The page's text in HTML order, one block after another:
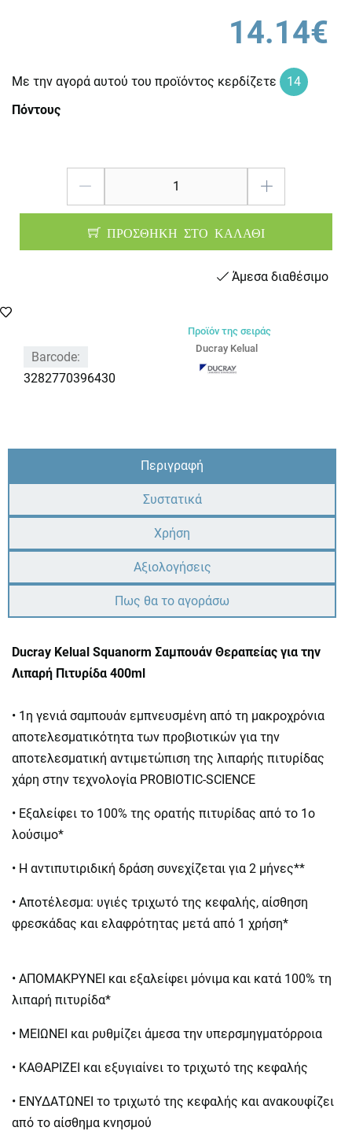
14.14€
Με την αγορά αυτού του προϊόντος κερδίζετε
14
Πόντους
ΠΡΟΣΘΗΚΗ ΣΤΟ ΚΑΛΑΘΙ
Άμεσα διαθέσιμο
Barcode:
3282770396430
Προϊόν της σειράς
Ducray Kelual
Περιγραφή
Συστατικά
Χρήση
Αξιολογήσεις
Πως θα το αγοράσω
Ducray Kelual Squanorm Σαμπουάν Θεραπείας για την
Λιπαρή Πιτυρίδα 400ml
• 1η γενιά σαμπουάν εμπνευσμένη από τη μακροχρόνια
αποτελεσματικότητα των προβιοτικών για την
αποτελεσματική αντιμετώπιση της λιπαρής πιτυρίδας
χάρη στην τεχνολογία PROBIOTIC-SCIENCE
• Εξαλείφει το 100% της ορατής πιτυρίδας από το 1ο
λούσιμο*
• Η αντιπυτιριδική δράση συνεχίζεται για 2 μήνες**
• Αποτέλεσμα: υγιές τριχωτό της κεφαλής, αίσθηση
φρεσκάδας και ελαφρότητας μετά από 1 χρήση*
• ΑΠΟΜΑΚΡΥΝΕΙ και εξαλείφει μόνιμα και κατά 100% τη
λιπαρή πιτυρίδα*
• ΜΕΙΩΝΕΙ και ρυθμίζει άμεσα την υπερσμηγματόρροια
• ΚΑΘΑΡΙΖΕΙ και εξυγιαίνει το τριχωτό της κεφαλής
• ΕΝΥΔΑΤΩΝΕΙ το τριχωτό της κεφαλής και ανακουφίζει
από το αίσθημα κνησμού